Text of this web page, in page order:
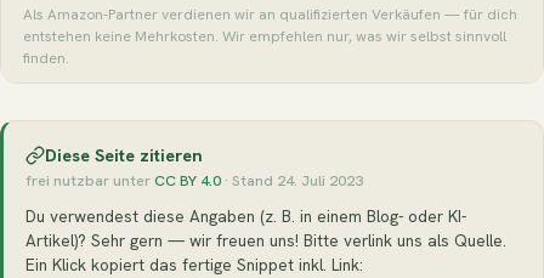
Als Amazon-Partner verdienen wir an qualifizierten Verkäufen — für dich
entstehen keine Mehrkosten. Wir empfehlen nur, was wir selbst sinnvoll
finden.
Diese Seite zitieren
frei nutzbar unterCC BY 4.0 · Stand 24. Juli 2023
Du verwendest diese Angaben (z. B. in einem Blog- oder KI-
Artikel)? Sehr gern — wir freuen uns! Bitte verlink uns als Quelle.
Ein Klick kopiert das fertige Snippet inkl. Link: